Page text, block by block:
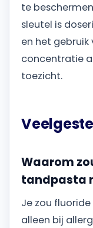
te
sleutel is
en het
concentratie
toezicht.
Waarom
tandpasta
Je zou
alleen bij